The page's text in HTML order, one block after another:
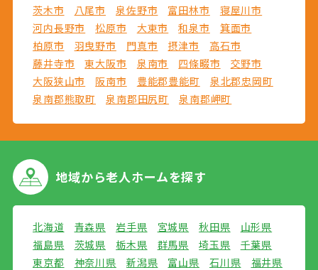
茨木市
八尾市 泉佐野市 富田林市
寝屋川市
河内長野市
松原市 大東市 和泉市
箕面市
柏原市
羽曳野市 門真市 摂津市
高石市
藤井寺市
東大阪市 泉南市 四條畷市
交野市
大阪狭山市
阪南市 豊能郡豊能町
泉北郡忠岡町
泉南郡熊取町
泉南郡田尻町 泉南郡岬町
地域から老人ホームを探す
北海道 青森県 岩手県 宮城県 秋田県
山形県
福島県
茨城県 栃木県 群馬県 埼玉県
千葉県
東京都
神奈川県 新潟県 富山県 石川県
福井県